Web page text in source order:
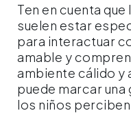
Ten en cuenta
suelen estar
para interactuar
amable y
ambiente cálido y
puede marcar
los niños